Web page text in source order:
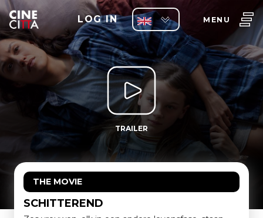
LOG IN MENU
TRAILER
THE MOVIE
SCHITTEREND